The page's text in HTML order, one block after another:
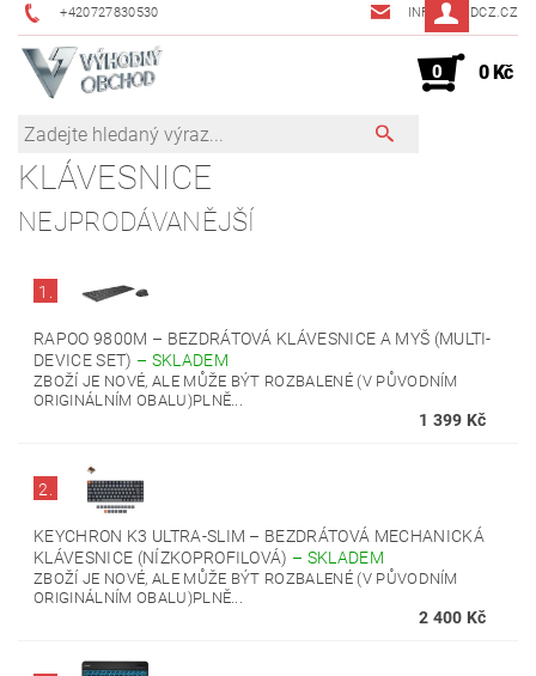
+420727830530 INFO@JMDCZ.CZ
0 0 Kč
KLÁVESNICE
NEJPRODÁVANĚJŠÍ
1.
RAPOO 9800M – BEZDRÁTOVÁ KLÁVESNICE A MYŠ (MULTI-
DEVICE SET) – SKLADEM
ZBOŽÍ JE NOVÉ, ALE MŮŽE BÝT ROZBALENÉ (V PŮVODNÍM
ORIGINÁLNÍM OBALU)PLNĚ...
1 399 Kč
2.
KEYCHRON K3 ULTRA-SLIM – BEZDRÁTOVÁ MECHANICKÁ
KLÁVESNICE (NÍZKOPROFILOVÁ) – SKLADEM
ZBOŽÍ JE NOVÉ, ALE MŮŽE BÝT ROZBALENÉ (V PŮVODNÍM
ORIGINÁLNÍM OBALU)PLNĚ...
2 400 Kč